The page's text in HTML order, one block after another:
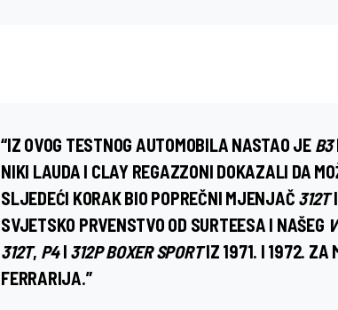
“IZ OVOG TESTNOG AUTOMOBILA NASTAO JE B3
NIKI LAUDA I CLAY REGAZZONI DOKAZALI DA
SLJEDEĆI KORAK BIO POPREČNI MJENJAČ 312T
SVJETSKO PRVENSTVO OD SURTEESA I NAŠEG
312T, P4I 312PBOXER SPORTIZ 1971. I 1972. ZA
FERRARIJA.”